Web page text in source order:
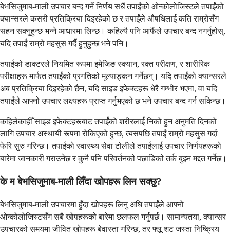
बेभसिजुमाब-माली उपचार बन्द गर्ने निर्णय सधैं तपाईंको ओन्कोलोजिस्टले तपाईंको
क्यान्सरले कसरी प्रतिक्रिया दिइरहेको छ र तपाईंले औषधिलाई कति राम्रोसँग
सहन सक्नुहुन्छ भन्ने आधारमा लिन्छ। कहिल्यै पनि आफैंले उपचार बन्द नगर्नुहोस्,
यदि तपाईं राम्रो महसुस गर्दै हुनुहुन्छ भने पनि।
तपाईंको डाक्टरले नियमित रूपमा इमेजिङ स्क्यान, रक्त परीक्षण, र शारीरिक
परीक्षाहरू मार्फत तपाईंको प्रगतिको मूल्याङ्कन गर्नेछन्। यदि तपाईंको क्यान्सरले
अब प्रतिक्रिया दिइरहेको छैन, यदि साइड इफेक्टहरू धेरै गम्भीर भएमा, वा यदि
तपाईंले आफ्नो उपचार लक्ष्यहरू प्राप्त गर्नुभएको छ भने उपचार बन्द गर्न सकिन्छ।
कहिलेकाहीँ साइड इफेक्टहरूबाट तपाईंको शरीरलाई निको हुन अनुमति दिनको
लागि उपचार अस्थायी रूपमा रोकिएको हुन्छ, त्यसपछि तपाईं राम्रो महसुस गर्दा
फेरि सुरु गरिन्छ। तपाईंको स्वास्थ्य सेवा टोलीले तपाईंलाई उपचार निर्णयहरूको
बारेमा जानकारी गराउनेछ र कुनै पनि परिवर्तनको पछाडिको तर्क बुझ्न मद्दत गर्नेछ।
के म बेभसिजुमाब-माली लिँदा खोपहरू लिन सक्छु?
बेभसिजुमाब-माली उपचारमा हुँदा खोपहरू लिनु अघि तपाईंले आफ्नो
ओन्कोलोजिस्टसँग सबै खोपहरूको बारेमा छलफल गर्नुपर्छ। सामान्यतया, क्यान्सर
उपचारको समयमा जीवित खोपहरू बेवास्ता गरिन्छ, तर फ्लू शट जस्ता निष्क्रिय